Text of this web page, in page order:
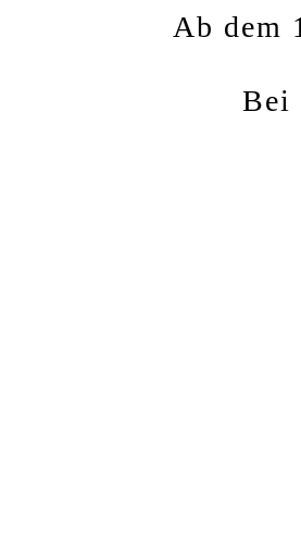
Ab dem
Bei